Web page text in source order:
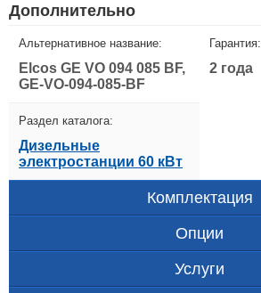
Дополнительно
Альтернативное название:
Elcos GE VO 094 085 BF,
GE-VO-094-085-BF
Гарантия:
2 года
Раздел каталога:
Дизельные
электростанции 60 кВт
Комплектация
Опции
Услуги